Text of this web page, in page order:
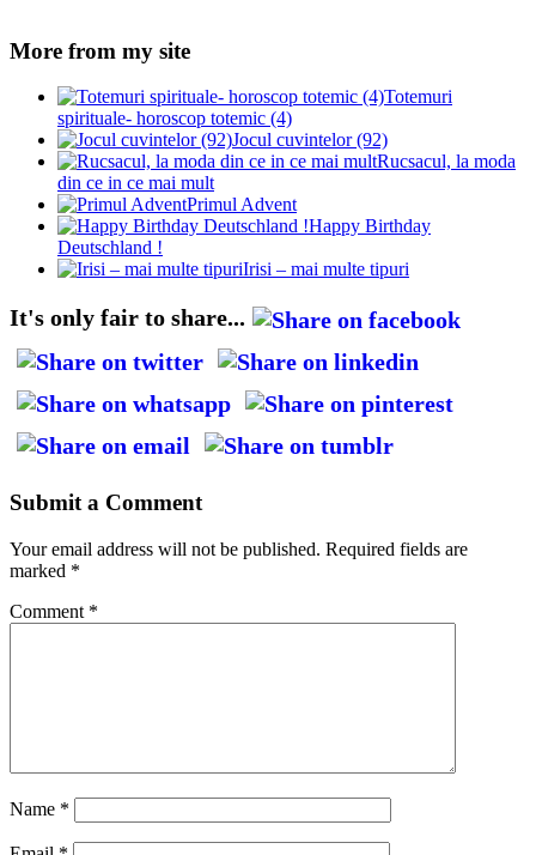
More from my site
Totemuri
spirituale- horoscop totemic (4)
Jocul cuvintelor (92)
Rucsacul, la moda
din ce in ce mai mult
Primul Advent
Happy Birthday
Deutschland !
Irisi – mai multe tipuri
It's only fair to share...
Submit a Comment
Your email address will not be published. Required fields are
marked *
Comment *
Name *